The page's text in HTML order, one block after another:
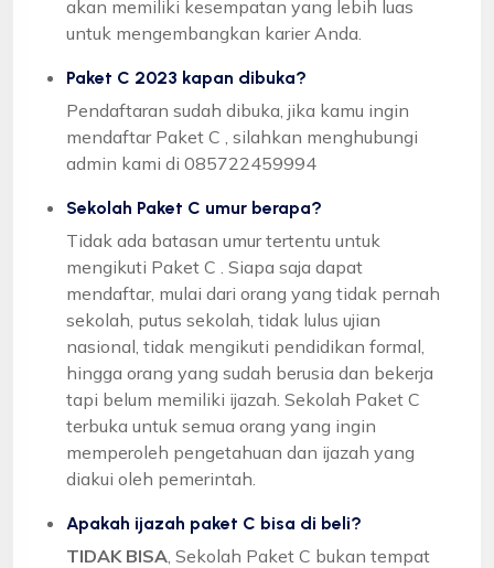
akan memiliki kesempatan yang lebih luas
untuk mengembangkan karier Anda.
Paket C 2023 kapan dibuka?
Pendaftaran sudah dibuka, jika kamu ingin
mendaftar Paket C , silahkan menghubungi
admin kami di 085722459994
Sekolah Paket C umur berapa?
Tidak ada batasan umur tertentu untuk
mengikuti Paket C . Siapa saja dapat
mendaftar, mulai dari orang yang tidak pernah
sekolah, putus sekolah, tidak lulus ujian
nasional, tidak mengikuti pendidikan formal,
hingga orang yang sudah berusia dan bekerja
tapi belum memiliki ijazah. Sekolah Paket C
terbuka untuk semua orang yang ingin
memperoleh pengetahuan dan ijazah yang
diakui oleh pemerintah.
Apakah ijazah paket C bisa di beli?
TIDAK BISA , Sekolah Paket C bukan tempat